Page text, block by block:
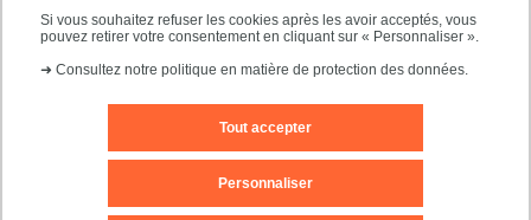
Si vous souhaitez refuser les cookies après les avoir acceptés, vous
pouvez retirer votre consentement en cliquant sur « Personnaliser ».
➜ Consultez notre politique en matière de protection des données.
Tout accepter
Personnaliser
Nous contacter
Plans d'accès Plan du site